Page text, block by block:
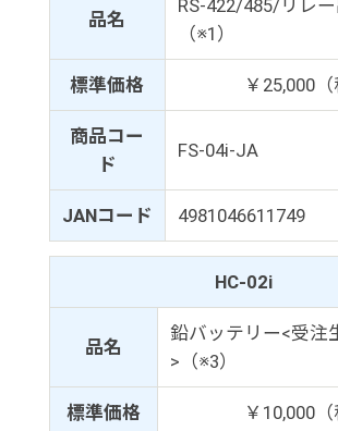
品名
RS-422/485/リレ
（※1）
標準価格 ￥25,000（
商品コー
ド
FS-04i-JA
JANコード 4981046611749
HC-02i
品名
鉛バッテリー<受注
>（※3）
標準価格 ￥10,000（